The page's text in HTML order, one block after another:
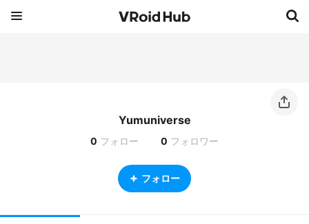
Yumuniverse
0 フォロー 0 フォロワー
フォロー